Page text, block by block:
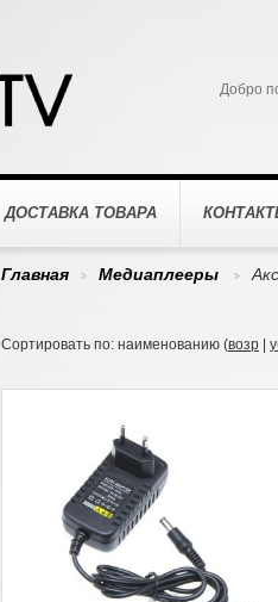
ДОСТАВКА ТОВАРА
Добро
Главная
Медиаплееры
Сортировать по: наименованию (возр